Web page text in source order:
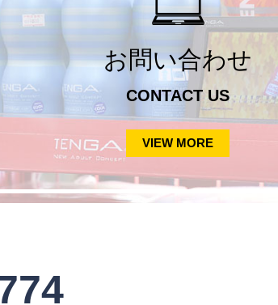
お問い合わせ
CONTACT US
VIEW MORE